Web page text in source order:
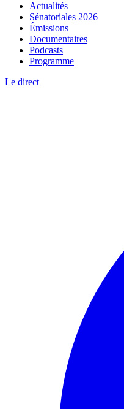
Actualités
Sénatoriales 2026
Émissions
Documentaires
Podcasts
Programme
Le direct